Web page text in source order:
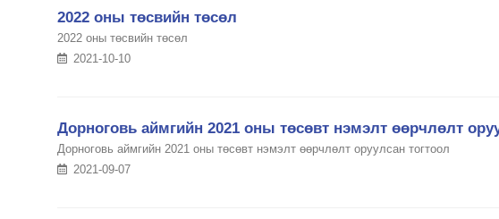
2022 оны төсвийн төсөл
2022 оны төсвийн төсөл
2021-10-10
Дорноговь аймгийн 2021 оны төсөвт нэмэлт өөрчлөлт
Дорноговь аймгийн 2021 оны төсөвт нэмэлт өөрчлөлт оруулсан тогтоол
2021-09-07